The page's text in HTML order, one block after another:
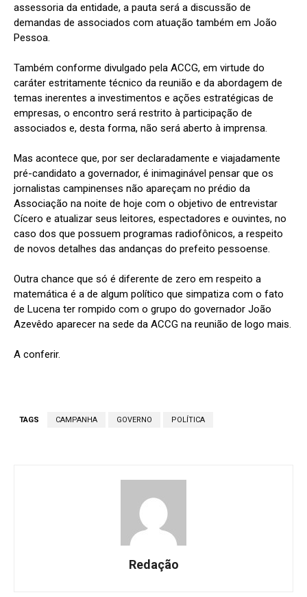
assessoria da entidade, a pauta será a discussão de
demandas de associados com atuação também em João
Pessoa.
Também conforme divulgado pela ACCG, em virtude do
caráter estritamente técnico da reunião e da abordagem de
temas inerentes a investimentos e ações estratégicas de
empresas, o encontro será restrito à participação de
associados e, desta forma, não será aberto à imprensa.
Mas acontece que, por ser declaradamente e viajadamente
pré-candidato a governador, é inimaginável pensar que os
jornalistas campinenses não apareçam no prédio da
Associação na noite de hoje com o objetivo de entrevistar
Cícero e atualizar seus leitores, espectadores e ouvintes, no
caso dos que possuem programas radiofônicos, a respeito
de novos detalhes das andanças do prefeito pessoense.
Outra chance que só é diferente de zero em respeito a
matemática é a de algum político que simpatiza com o fato
de Lucena ter rompido com o grupo do governador João
Azevêdo aparecer na sede da ACCG na reunião de logo mais.
A conferir.
TAGS CAMPANHA GOVERNO POLÍTICA
Redação